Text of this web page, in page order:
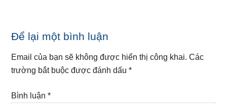
Reader
Interactions
Để lại một bình luận
Email của bạn sẽ không được hiển thị công khai. Các
trường bắt buộc được đánh dấu*
Bình luận*